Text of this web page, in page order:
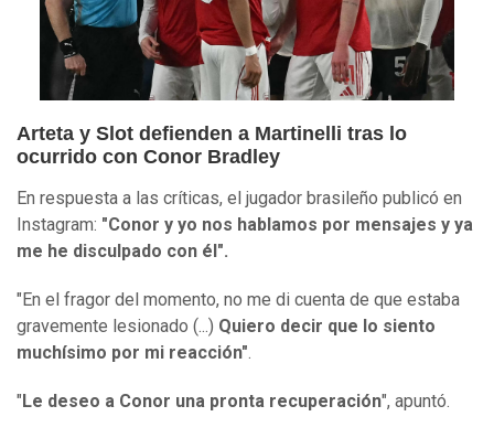
Arteta y Slot defienden a Martinelli tras lo
ocurrido con Conor Bradley
En respuesta a las críticas, el jugador brasileño publicó en
Instagram: "Conor y yo nos hablamos por mensajes y ya
me he disculpado con él".
"En el fragor del momento, no me di cuenta de que estaba
gravemente lesionado (...) Quiero decir que lo siento
muchísimo por mi reacción".
" Le deseo a Conor una pronta recuperación", apuntó.